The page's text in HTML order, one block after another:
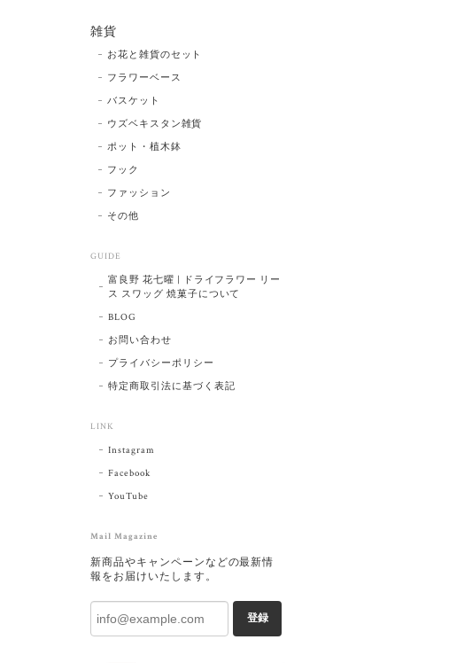
雑貨
お花と雑貨のセット
フラワーベース
バスケット
ウズベキスタン雑貨
ポット・植木鉢
フック
ファッション
その他
GUIDE
富良野 花七曜 | ドライフラワー リー
ス スワッグ 焼菓子について
BLOG
お問い合わせ
プライバシーポリシー
特定商取引法に基づく表記
LINK
Instagram
Facebook
YouTube
Mail Magazine
新商品やキャンペーンなどの最新情
報をお届けいたします。
登録